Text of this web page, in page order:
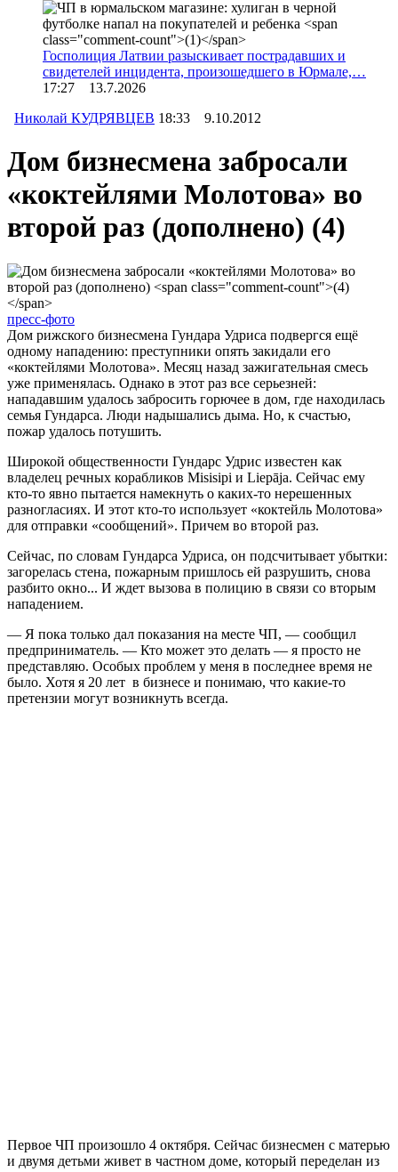
Госполиция Латвии разыскивает пострадавших и
свидетелей инцидента, произошедшего в Юрмале,…
17:27 13.7.2026
Николай КУДРЯВЦЕВ 18:33 9.10.2012
Дом бизнесмена забросали
«коктейлями Молотова» во
второй раз (дополнено) (4)
пресс-фото
Дом рижского бизнесмена Гундара Удриса подвергся ещё
одному нападению: преступники опять закидали его
«коктейлями Молотова». Месяц назад зажигательная смесь
уже применялась. Однако в этот раз все серьезней:
нападавшим удалось забросить горючее в дом, где находилась
семья Гундарса. Люди надышались дыма. Но, к счастью,
пожар удалось потушить.
Широкой общественности Гундарc Удрис известен как
владелец речных корабликов Misisipi и Liepāja. Сейчас ему
кто-то явно пытается намекнуть о каких-то нерешенных
разногласиях. И этот кто-то использует «коктейль Молотова»
для отправки «сообщений». Причем во второй раз.
Сейчас, по словам Гундарса Удриса, он подсчитывает убытки:
загорелась стена, пожарным пришлось ей разрушить, снова
разбито окно... И ждет вызова в полицию в связи со вторым
нападением.
— Я пока только дал показания на месте ЧП, — сообщил
предприниматель. — Кто может это делать — я просто не
представляю. Особых проблем у меня в последнее время не
было. Хотя я 20 лет в бизнесе и понимаю, что какие-то
претензии могут возникнуть всегда.
Первое ЧП произошло 4 октября. Сейчас бизнесмен с матерью
и двумя детьми живет в частном доме, который переделан из